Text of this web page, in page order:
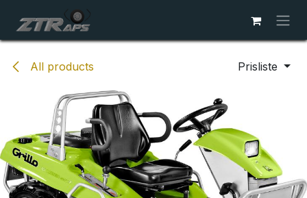
All products Prisliste